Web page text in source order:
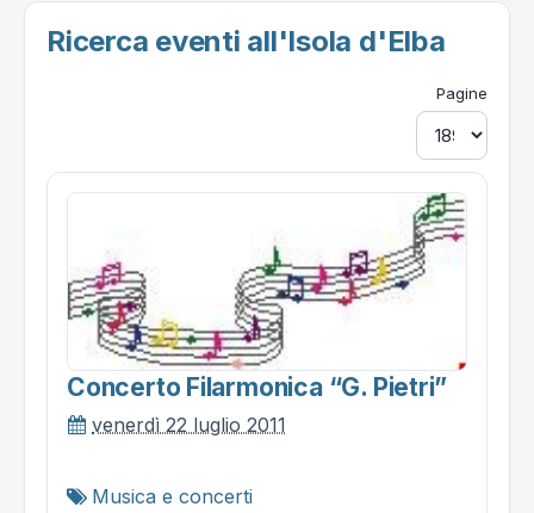
Ricerca eventi all'Isola d'Elba
Pagine
Concerto Filarmonica “g. Pietri”
venerdì 22 luglio 2011
Musica e concerti